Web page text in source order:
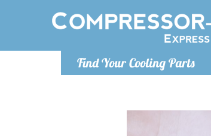
Find Your Cooling Parts